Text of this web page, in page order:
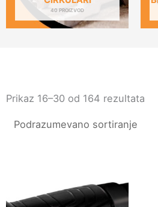
40 PROIZVOD
Prikaz 16–30 od 164 rezultata